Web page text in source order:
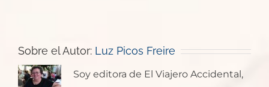
Sobre el Autor: Luz Picos Freire
Soy editora de El Viajero Accidental,